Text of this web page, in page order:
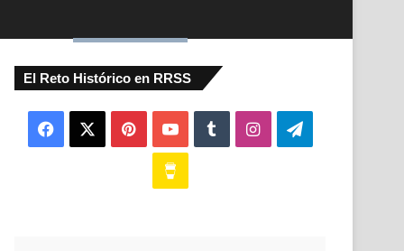
El Reto Histórico en RRSS
Facebook PinterestYouTubeTumblrInstagramTelegram